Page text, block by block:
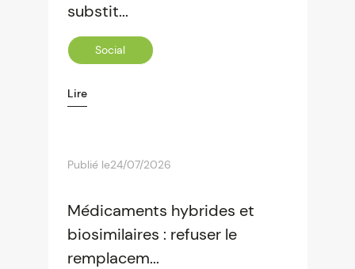
substit...
Social
Lire
Publié le24/07/2026
Médicaments hybrides et
biosimilaires : refuser le
remplacem...